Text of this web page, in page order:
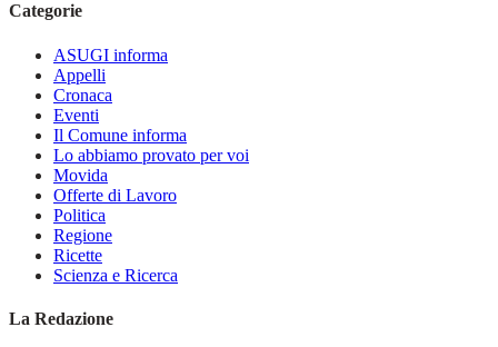
Categorie
ASUGI informa
Appelli
Cronaca
Eventi
Il Comune informa
Lo abbiamo provato per voi
Movida
Offerte di Lavoro
Politica
Regione
Ricette
Scienza e Ricerca
La Redazione